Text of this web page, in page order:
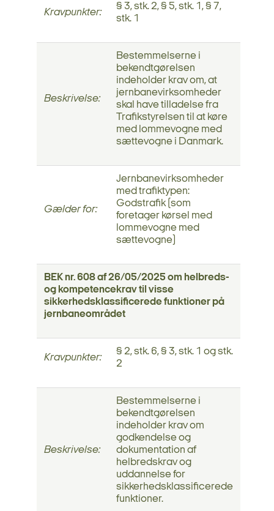
Kravpunkter:
§ 3, stk. 2, § 5, stk. 1, § 7,
stk. 1
Beskrivelse:
Bestemmelserne i
bekendtgørelsen
indeholder krav om, at
jernbanevirksomheder
skal have tilladelse fra
Trafikstyrelsen til at køre
med lommevogne med
sættevogne i Danmark.
Gælder for:
Jernbanevirksomheder
med trafiktypen:
Godstrafik (som
foretager kørsel med
lommevogne med
sættevogne)
BEK nr. 608 af 26/05/2025 om helbreds-
og kompetencekrav til visse
sikkerhedsklassificerede funktioner på
jernbaneområdet
Kravpunkter:
§ 2, stk. 6, § 3, stk. 1 og stk.
2
Beskrivelse:
Bestemmelserne i
bekendtgørelsen
indeholder krav om
godkendelse og
dokumentation af
helbredskrav og
uddannelse for
sikkerhedsklassificerede
funktioner.